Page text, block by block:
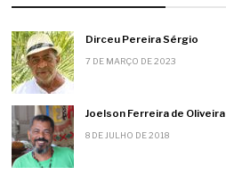
Dirceu Pereira Sérgio
7 DE MARÇO DE 2023
Joelson Ferreira de Oliveira
8 DE JULHO DE 2018